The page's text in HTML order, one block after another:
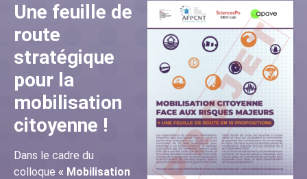
Une feuille de
route
stratégique
pour la
mobilisation
citoyenne !
Dans le cadre du
colloque « Mobilisation